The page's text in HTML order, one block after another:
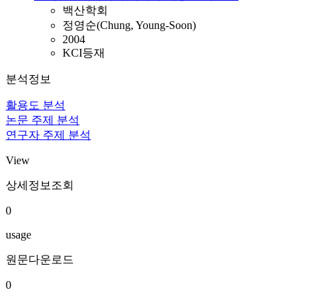
백산학회
정영순(Chung, Young-Soon)
2004
KCI등재
분석정보
활용도 분석
논문 주제 분석
연구자 주제 분석
View
상세정보조회
0
usage
원문다운로드
0